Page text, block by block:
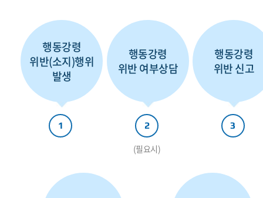
행동강령
위반(소지)행위
발생
1
행동강령
위반 여부상담
2
(필요시)
행동강령
위반 신고
3